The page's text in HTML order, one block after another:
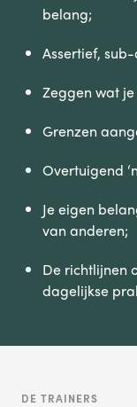
belang;
Assertief,
Zeggen wat
Grenzen
Overtuigend
Je eigen
van anderen;
De richtlijnen
dagelijkse
DE TRAINERS